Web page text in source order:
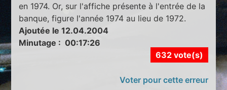
en 1974. Or, sur l'affiche présente à l'entrée de la
banque, figure l'année 1974 au lieu de 1972.
Ajoutée le 12.04.2004
Minutage : 00:17:26
632 vote(s)
Voter pour cette erreur